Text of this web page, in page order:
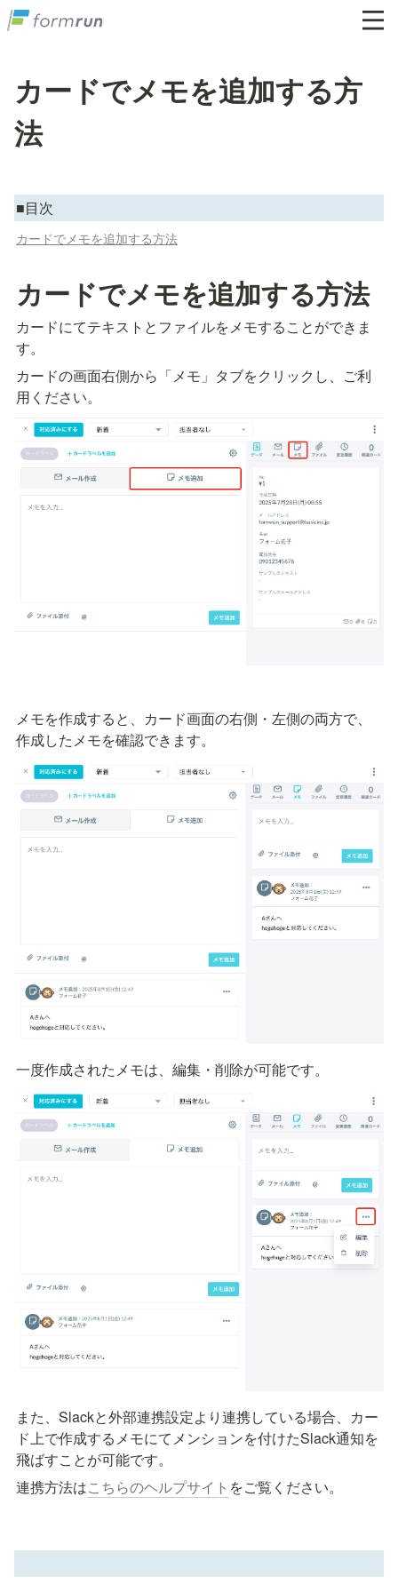
カードでメモを追加する方
法
■目次
カードでメモを追加する方法
カードでメモを追加する方法
カードにてテキストとファイルをメモすることができま
す。
カードの画面右側から「メモ」タブをクリックし、ご利
用ください。
メモを作成すると、カード画面の右側・左側の両方で、
作成したメモを確認できます。
一度作成されたメモは、編集・削除が可能です。
また、Slackと外部連携設定より連携している場合、カー
ド上で作成するメモにてメンションを付けたSlack通知を
飛ばすことが可能です。
連携方法はこちらのヘルプサイト をご覧ください。